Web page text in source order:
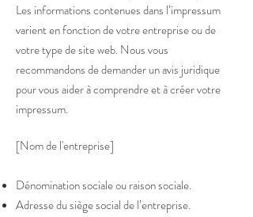
Les informations contenues dans l’impressum
varient en fonction de votre entreprise ou de
votre type de site web. Nous vous
recommandons de demander un avis juridique
pour vous aider à comprendre et à créer votre
impressum.
[Nom de l'entreprise]
Dénomination sociale ou raison sociale.
Adresse du siège social de l’entreprise.